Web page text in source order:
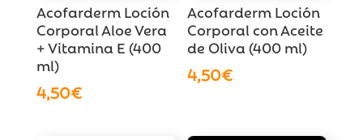
Acofarderm Loción
Corporal Aloe Vera
+ Vitamina E (400
ml)
4,50€
Acofarderm Loción
Corporal con Aceite
de Oliva (400 ml)
4,50€